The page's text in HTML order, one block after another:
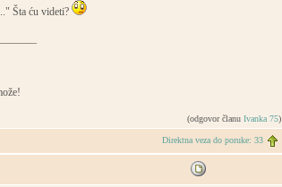
Šta ću videti?
(odgovor članu Ivanka 75)
Direktna veza do poruke: 33